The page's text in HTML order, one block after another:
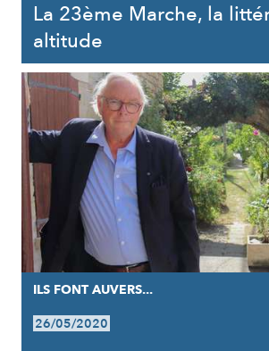
La 23ème Marche, la
altitude
ILS FONT AUVERS...
26/05/2020